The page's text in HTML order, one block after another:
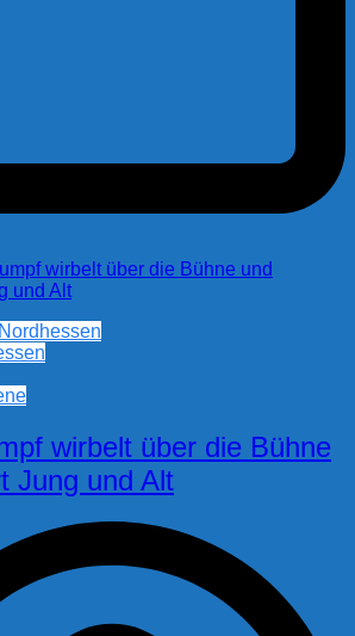
wirbelt über die Bühne
Jung und Alt